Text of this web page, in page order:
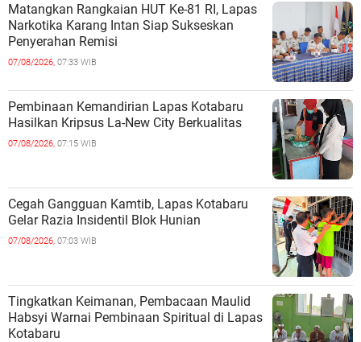
Matangkan Rangkaian HUT Ke-81 RI, Lapas
Narkotika Karang Intan Siap Sukseskan
Penyerahan Remisi
07/08/2026, 07:33 WIB
Pembinaan Kemandirian Lapas Kotabaru
Hasilkan Kripsus La-New City Berkualitas
07/08/2026, 07:15 WIB
Cegah Gangguan Kamtib, Lapas Kotabaru
Gelar Razia Insidentil Blok Hunian
07/08/2026, 07:03 WIB
Tingkatkan Keimanan, Pembacaan Maulid
Habsyi Warnai Pembinaan Spiritual di Lapas
Kotabaru